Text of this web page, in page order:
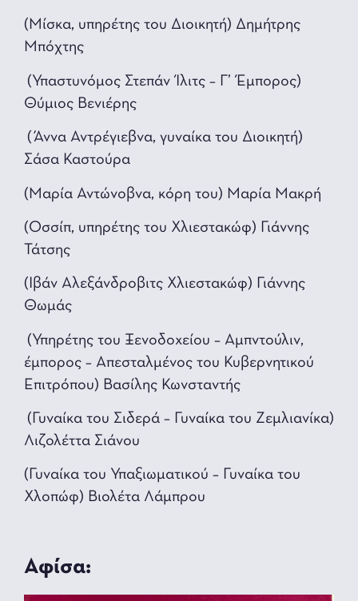
(Μίσκα, υπηρέτης του Διοικητή) Δημήτρης
Μπόχτης
(Υπαστυνόμος Στεπάν Ίλιτς – Γ’ Έμπoρoς)
Θύμιος Βενιέρης
(Άννα Αντρέγιεβνα, γυναίκα του Διοικητή)
Σάσα Καστούρα
(Μαρία Αντώνοβνα, κόρη του) Μαρία Μακρή
(Οσσίπ, υπηρέτης του Χλιεστακώφ) Γιάννης
Τάτσης
(Ιβάν Αλεξάνδροβιτς Χλιεστακώφ) Γιάννης
Θωμάς
(Υπηρέτης του Ξενoδoxείoυ – Αμπντούλιν,
έμπορος – Απεσταλμένος του Κυβερνητικού
Επιτρόπου) Βασίλης Κωνσταντής
(Γυναίκα του Σιδερά – Γυναίκα του Ζεμλιανίκα)
Λιζολέττα Σιάνου
(Γυναίκα του Υπαξιωματικού – Γυναίκα του
Χλοπώφ) Βιολέτα Λάμπρου
Αφίσα: